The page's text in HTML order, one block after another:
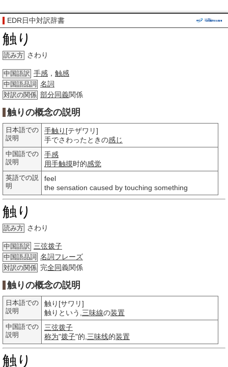
EDR日中対訳辞書
触り
読み方 さわり
中国語訳 手感 ， 触感
中国語品詞 名詞
対訳の関係 部分同義関係
触りの概念の説明
日本語での
説明
手触り [テザワリ]
手でさわったときの感じ
中国語での
説明
手感
用手触摸时的感觉
英語での説
明
feel
the sensation caused by touching something
触り
読み方 さわり
中国語訳 三弦拨子
中国語品詞 名詞フレーズ
対訳の関係 完全同義関係
触りの概念の説明
日本語での
説明
触り[サワリ]
触りという, 三味線の装置
中国語での
説明
三弦拨子
称为"拨子"的, 三味线的装置
触り